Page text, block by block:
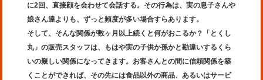
に2回、直接顔を会わせて会話する。その行為は、実の息子さんや
娘さん達よりも、ずっと頻度が多い場合すらあります。
そして、そんな関係が数ヶ月以上続くと何がおこるか？「とくし
丸」の販売スタッフは、もはや実の子供か孫かと勘違いするくら
いの親しい関係になってきます。お客さんとの間に信頼関係を築
くことができれば、その先には食品以外の商品、あるいはサービ